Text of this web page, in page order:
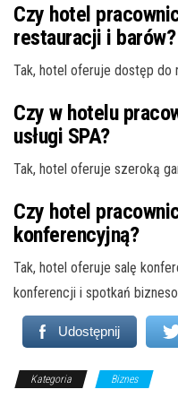
Czy hotel
restauracji i barów?
Tak, hotel oferuje dostęp do
Czy w hotelu
usługi SPA?
Tak, hotel oferuje szeroką
Czy hotel
konferencyjną?
Tak, hotel oferuje salę
konferencji i spotkań
Udostępnij
Kategoria Biznes